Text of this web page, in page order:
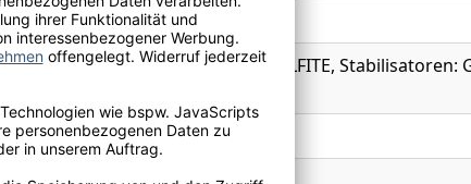
(RTK), Konservierungsstoffe: SULFITE, Stabilisatoren: